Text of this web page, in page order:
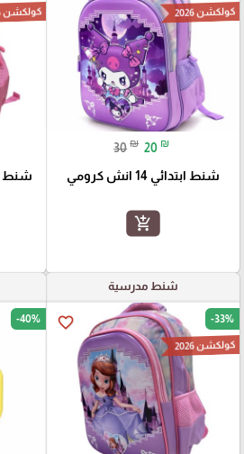
كولكشن 2026
30 ₪ 20 ₪
شنط ابتدائي 14 انش كرومي
add_shopping_cart
كولكشن 2026
شنط
شنط مدرسية
favorite_border -33%
كولكشن 2026
-40%